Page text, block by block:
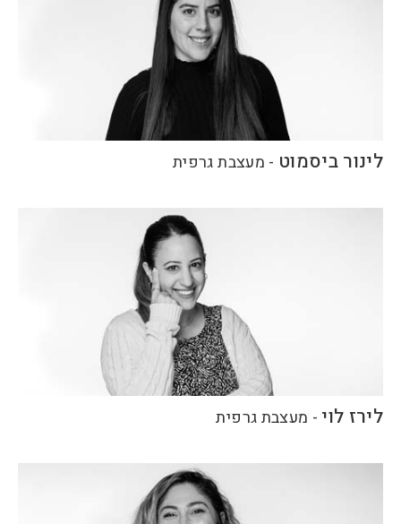
לינור ביסמוט - מעצבת גרפית
לירז לוי - מעצבת גרפית